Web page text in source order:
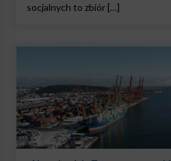
socjalnych to zbiór […]